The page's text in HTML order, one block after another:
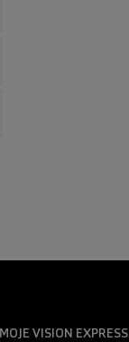
MOJE VISION EXPRESS